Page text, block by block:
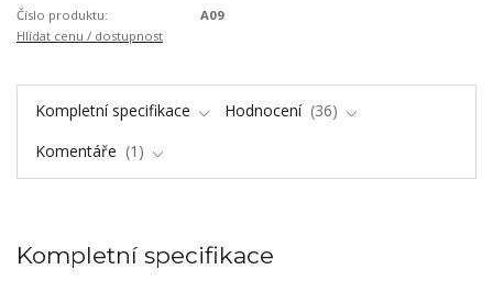
Číslo produktu:
A09
Hlídat cenu / dostupnost
Kompletní specifikace Hodnocení
36
Komentáře
1
Kompletní specifikace